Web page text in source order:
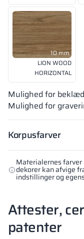
Materialernes farver
dekorer kan afvige
indstillinger og
10 mm
LION WOOD
HORIZONTAL
Mulighed for
Mulighed for
Korpusfarver
Attester,
patenter